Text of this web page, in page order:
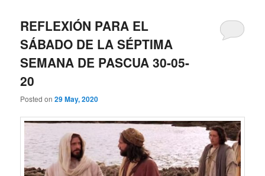
REFLEXIÓN PARA EL
SÁBADO DE LA SÉPTIMA
SEMANA DE PASCUA 30-05-
20
Posted on29 May, 2020